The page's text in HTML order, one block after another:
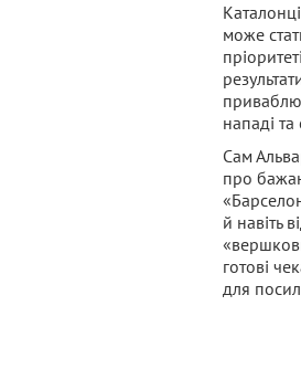
може
нападі
Сам
про
й навіть
готові
для